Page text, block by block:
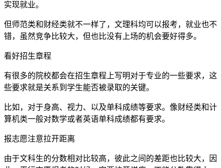
实现就业。
但师范类和财经类就不一样了，文理科均可以报考，就业也不
错，虽然竞争比较大，但也比没有上场的机会要好得多。
看好招生章程
有很多的院校都会在招生章程上写明对于专业的一些要求，这
些要求就是关系到学生能否被录取的关键。
比如，对于身高、视力、以及单科成绩等要求。像财经类和计
算机类一般对数学或者英语单科成绩都有要求。
报志愿注意拉开距离
由于文科生的分数相对比较高，彼此之间的差距也比较大，因